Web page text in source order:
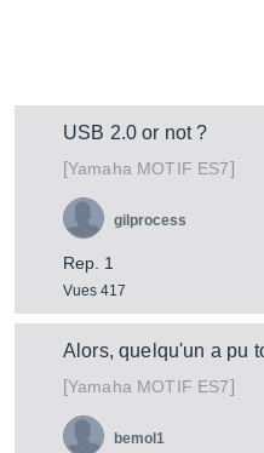
USB 2.0 or not ?
[Yamaha MOTIF ES7]
Rep. 1
Vues 417
gilprocess
Alors, quelqu'un a pu
[Yamaha MOTIF ES7]
bemol1